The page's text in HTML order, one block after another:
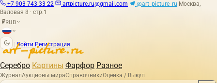
+7 903 743 33 22 artpicture.ru@gmail.com @art_picture_ru Москва,
Валовая 8 · стр.1
₽RUB
Войти Регистрация
Серебро Картины Фарфор Разное
ЖурналАукционы мираСправочникиОценка / Выкуп